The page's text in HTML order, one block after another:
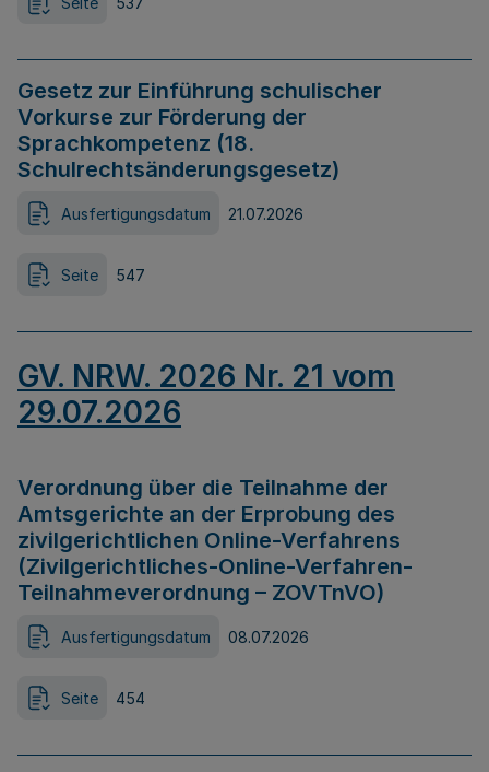
Gesetz zur Einführung schulischer
Vorkurse zur Förderung der
Sprachkompetenz (18.
Schulrechtsänderungsgesetz)
Ausfertigungsdatum 21.07.2026
Seite 547
GV. NRW. 2026 Nr. 21 vom
29.07.2026
Verordnung über die Teilnahme der
Amtsgerichte an der Erprobung des
zivilgerichtlichen Online-Verfahrens
(Zivilgerichtliches-Online-Verfahren-
Teilnahmeverordnung – ZOVTnVO)
Ausfertigungsdatum 08.07.2026
Seite 454